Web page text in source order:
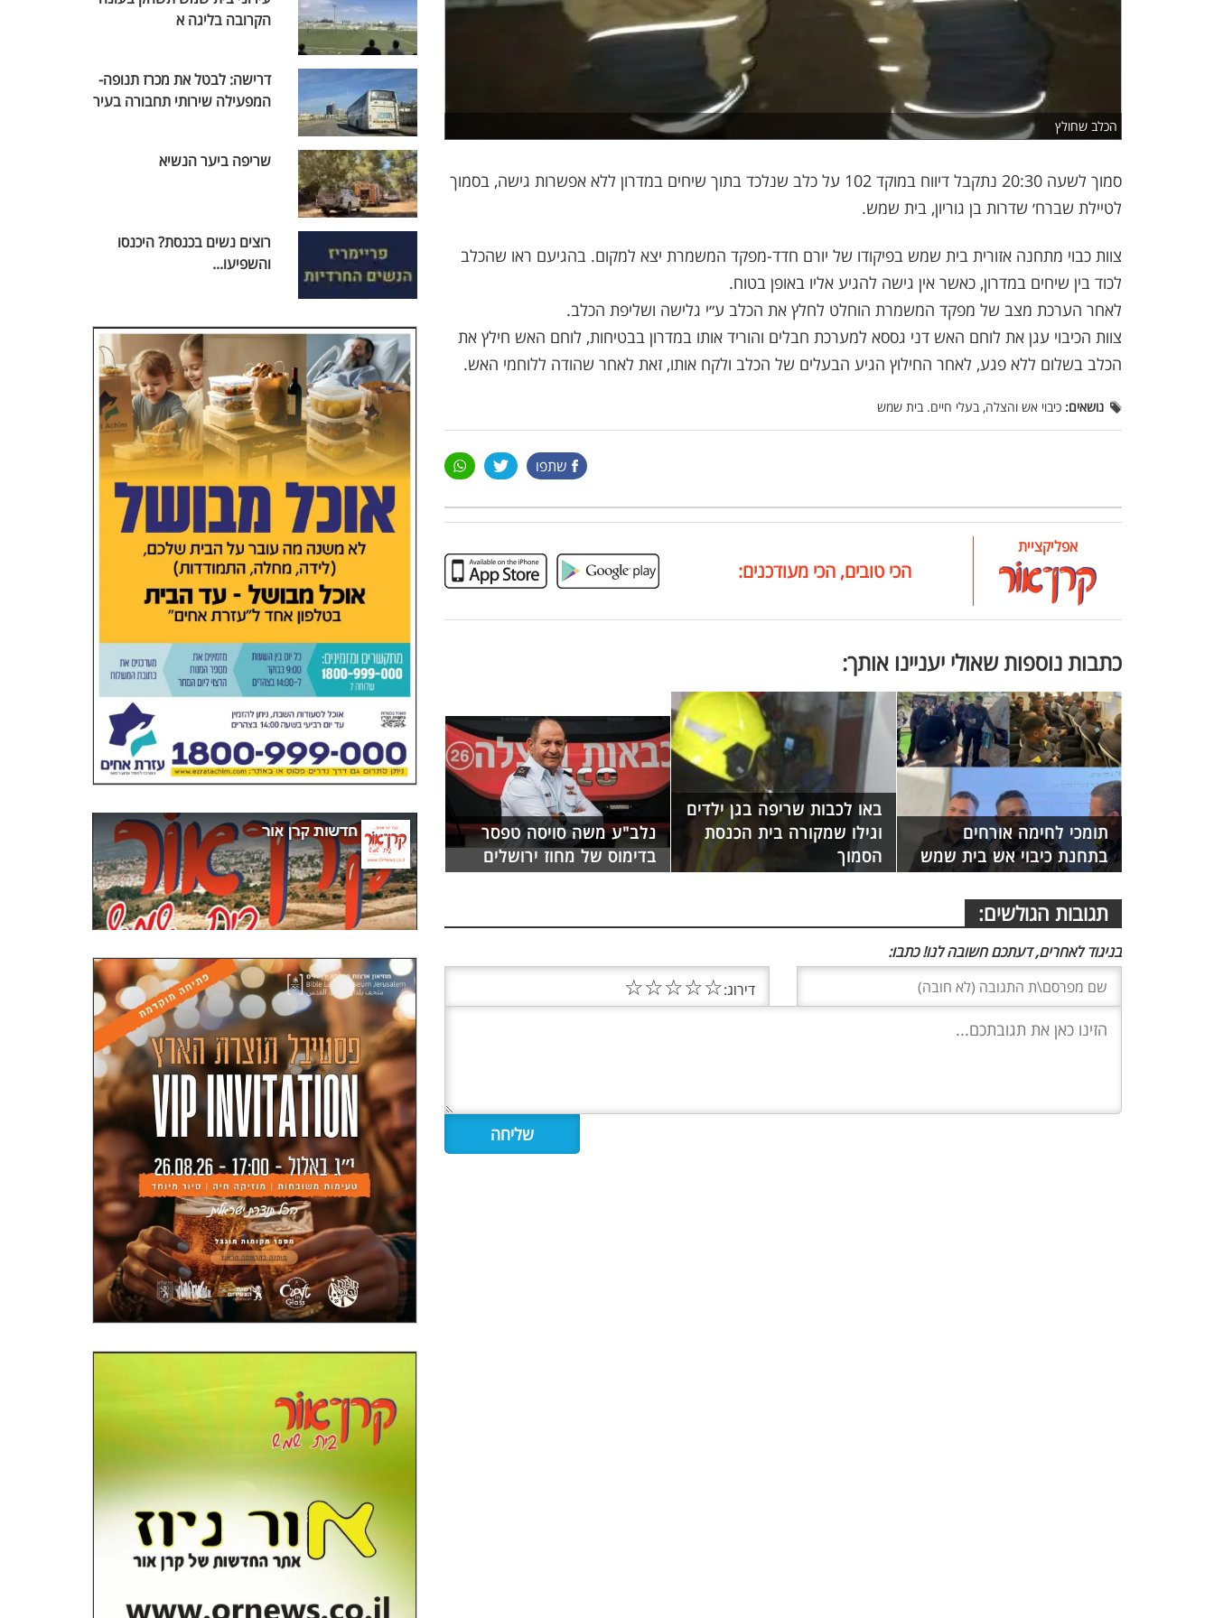
הכלב שחולץ
סמוך לשעה 20:30 נתקבל דיווח במוקד 102 על כלב שנלכד בתוך שיחים במדרון ללא אפשרות גישה, בסמוך
לטיילת שברח׳ שדרות בן גוריון, בית שמש.
צוות כבוי מתחנה אזורית בית שמש בפיקודו של יורם חדד-מפקד המשמרת יצא למקום. בהגיעם ראו שהכלב
לכוד בין שיחים במדרון, כאשר אין גישה להגיע אליו באופן בטוח.
לאחר הערכת מצב של מפקד המשמרת הוחלט לחלץ את הכלב ע״י גלישה ושליפת הכלב.
צוות הכיבוי עגן את לוחם האש דני גססא למערכת חבלים והוריד אותו במדרון בבטיחות, לוחם האש חילץ את
הכלב בשלום ללא פגע, לאחר החילוץ הגיע הבעלים של הכלב ולקח אותו, זאת לאחר שהודה ללוחמי האש.
נושאים: כיבוי אש והצלה, בעלי חיים. בית שמש
שתפו
אפליקציית
הכי טובים, הכי מעודכנים:
כתבות נוספות שאולי יעניינו אותך:
תומכי לחימה אורחים
בתחנת כיבוי אש בית שמש
באו לכבות שריפה בגן ילדים
וגילו שמקורה בית הכנסת
הסמוך
נלב"ע משה סויסה טפסר
בדימוס של מחוז ירושלים
תגובות הגולשים:
בניגוד לאחרים, דעתכם חשובה לנו! כתבו:
דירוג:☆
☆
☆
☆
☆
הקרובה בליגה א
דרישה: לבטל את מכרז תנופה-
המפעילה שירותי תחבורה בעיר
שריפה ביער הנשיא
רוצים נשים בכנסת? היכנסו
והשפיעו...